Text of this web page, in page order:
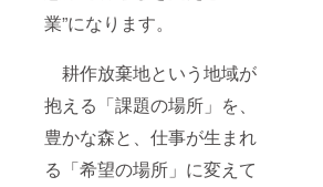
業”になります。
耕作放棄地という地域が
抱える「課題の場所」を、
豊かな森と、仕事が生まれ
る「希望の場所」に変えて